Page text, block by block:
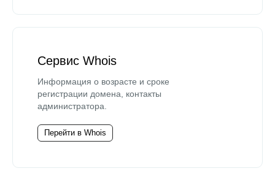
Сервис Whois
Информация о возрасте и сроке
регистрации домена, контакты
администратора.
Перейти в Whois